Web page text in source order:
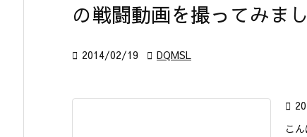
の戦闘動画を撮ってみまし
 2014/02/19  DQMSL

こ